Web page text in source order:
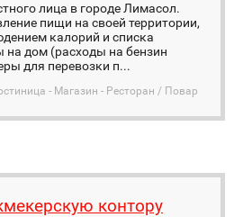
лица в городе Лимасол.
пищи на своей территории,
калорий и списка
на дом (расходы на бензин
для перевозки п...
- Магазин - Ресторан / Повар
контору